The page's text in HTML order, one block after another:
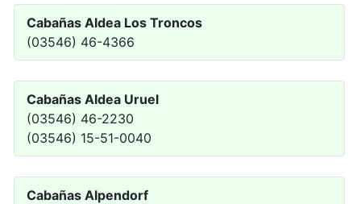
Cabañas Aldea Los Troncos
(03546) 46-4366
Cabañas Aldea Uruel
(03546) 46-2230
(03546) 15-51-0040
Cabañas Alpendorf